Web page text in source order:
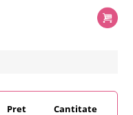
Pret
Cantitate